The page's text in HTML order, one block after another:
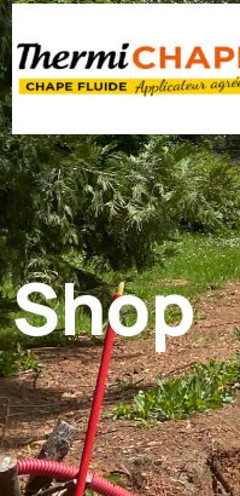
Shop
Panneau de gestion des